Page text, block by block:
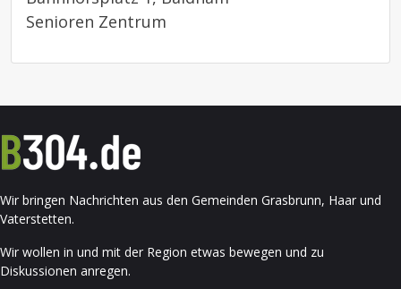
Senioren Zentrum
Wir bringen Nachrichten aus den Gemeinden Grasbrunn, Haar und
Vaterstetten.
Wir wollen in und mit der Region etwas bewegen und zu
Diskussionen anregen.